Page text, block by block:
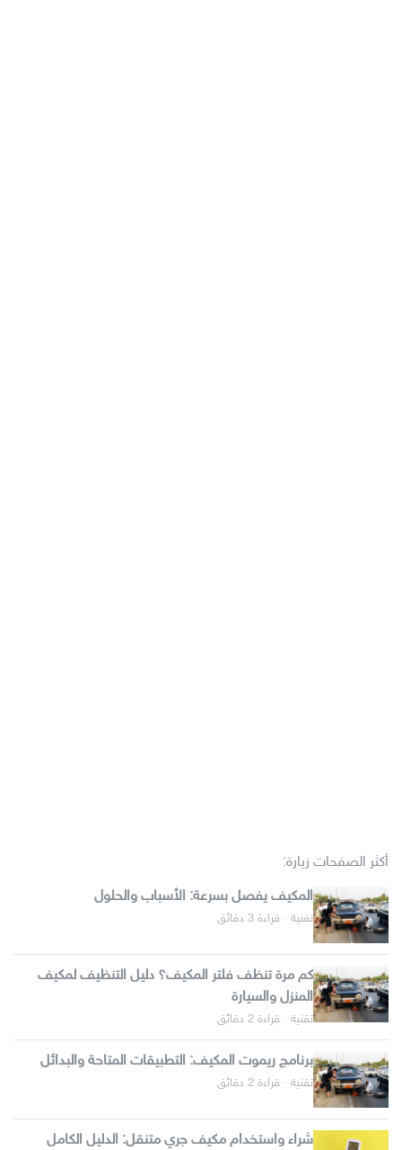
أكثر الصفحات زيارة:
المكيف يفصل بسرعة: الأسباب والحلول
تقنية · قراءة 3 دقائق
كم مرة تنظف فلتر المكيف؟ دليل التنظيف لمكيف
المنزل والسيارة
تقنية · قراءة 2 دقائق
برنامج ريموت المكيف: التطبيقات المتاحة والبدائل
تقنية · قراءة 2 دقائق
شراء واستخدام مكيف جري متنقل: الدليل الكامل